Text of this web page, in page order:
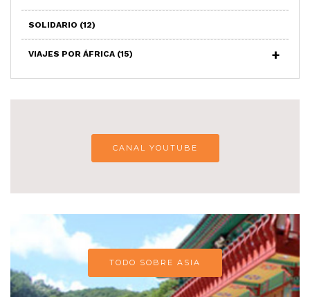
SOLIDARIO (12)
VIAJES POR ÁFRICA (15)
CANAL YOUTUBE
TODO SOBRE ASIA